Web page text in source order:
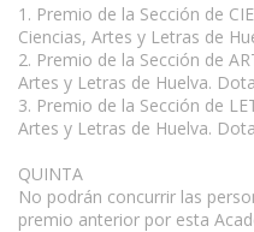
1. Premio de la Sección de
Ciencias, Artes y Letras de
2. Premio de la Sección de
Artes y Letras de Huelva.
3. Premio de la Sección de
Artes y Letras de Huelva.
QUINTA
No podrán concurrir las
premio anterior por esta